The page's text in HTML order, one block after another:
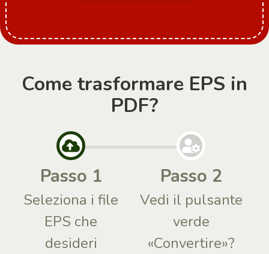
Come trasformare EPS in
PDF?
Passo 1
Seleziona i file
EPS che
desideri
Passo 2
Vedi il pulsante
verde
«Convertire»?